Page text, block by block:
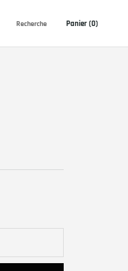
Recherche Panier (0)